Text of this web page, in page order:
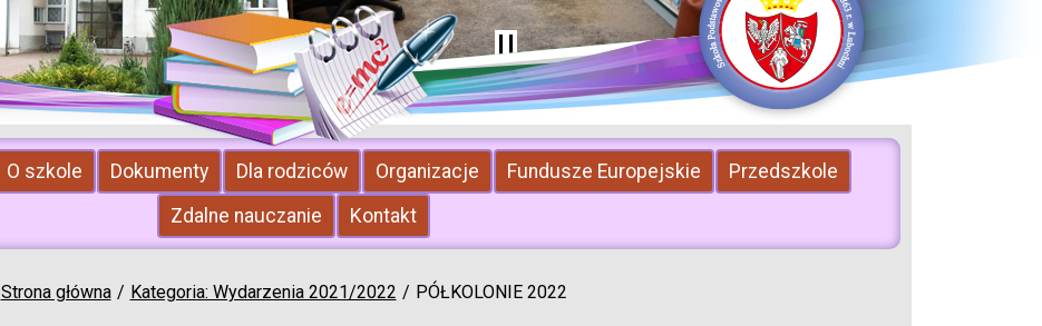
O szkole Dokumenty Dla rodziców Organizacje Fundusze Europejskie
Przedszkole
Zdalne nauczanie
Kontakt
Strona główna Kategoria: Wydarzenia 2021/2022 PÓŁKOLONIE 2022